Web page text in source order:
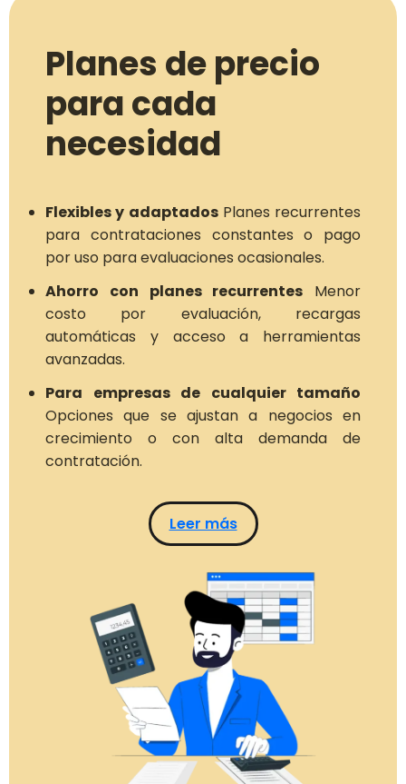
Planes de precio
para cada
necesidad
Flexibles y adaptadosPlanes recurrentes
para contrataciones constantes o pago
por uso para evaluaciones ocasionales.
Ahorro con planes recurrentes Menor
costo por evaluación, recargas
automáticas y acceso a herramientas
avanzadas.
Para empresas de cualquier tamaño
Opciones que se ajustan a negocios en
crecimiento o con alta demanda de
contratación.
Leer más